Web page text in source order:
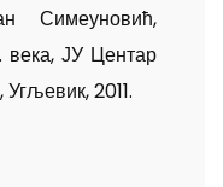
Симеуновић,
века, ЈУ Центар
2011.